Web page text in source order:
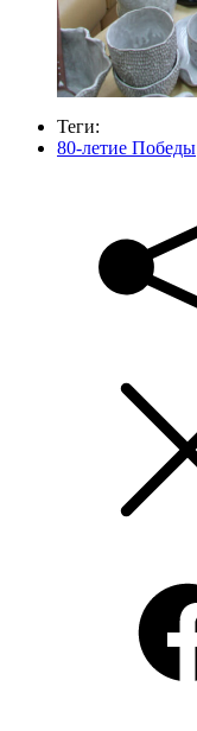
Теги:
80-летие Победы